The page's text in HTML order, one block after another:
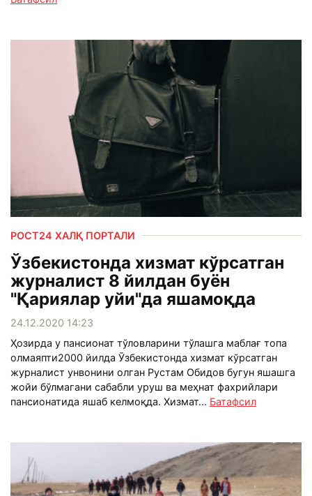
РОСТ24 ХАЛҚ ПОРТАЛИ
Ўзбекистонда хизмат кўрсатган
журналист 8 йилдан буён
"Қариялар уйи"да яшамоқда
24.12.2020 14:23
Ҳозирда у пансионат тўловларини тўлашга маблағ топа
олмаяпти2000 йилда Ўзбекистонда хизмат кўрсатган
журналист унвонини олган Рустам Обидов бугун яшашга
жойи бўлмагани сабабли уруш ва меҳнат фахрийлари
пансионатида яшаб келмоқда. Хизмат... Батафсил